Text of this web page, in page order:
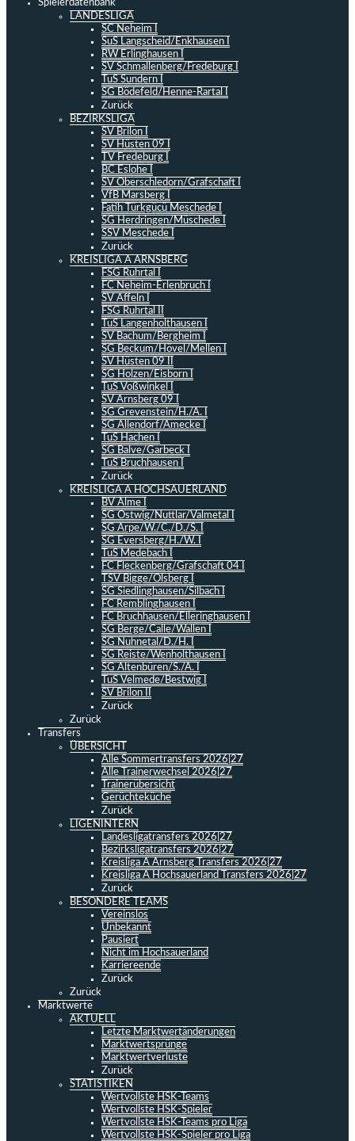
Spielerdatenbank
LANDESLIGA
SC Neheim I
SuS Langscheid/Enkhausen I
RW Erlinghausen I
SV Schmallenberg/Fredeburg I
TuS Sundern I
SG Bödefeld/Henne-Rartal I
Zurück
BEZIRKSLIGA
SV Brilon I
SV Hüsten 09 I
TV Fredeburg I
BC Eslohe I
SV Oberschledorn/Grafschaft I
VfB Marsberg I
Fatih Türkgücü Meschede I
SG Herdringen/Müschede I
SSV Meschede I
Zurück
KREISLIGA A ARNSBERG
FSG Ruhrtal I
FC Neheim-Erlenbruch I
SV Affeln I
FSG Ruhrtal II
TuS Langenholthausen I
SV Bachum/Bergheim I
SG Beckum/Hövel/Mellen I
SV Hüsten 09 II
SG Holzen/Eisborn I
TuS Voßwinkel I
SV Arnsberg 09 I
SG Grevenstein/H./A. I
SG Allendorf/Amecke I
TuS Hachen I
SG Balve/Garbeck I
TuS Bruchhausen I
Zurück
KREISLIGA A HOCHSAUERLAND
BV Alme I
SG Ostwig/Nuttlar/Valmetal I
SG Arpe/W./C./D./S. I
SG Eversberg/H./W. I
TuS Medebach I
FC Fleckenberg/Grafschaft 04 I
TSV Bigge/Olsberg I
SG Siedlinghausen/Silbach I
FC Remblinghausen I
FC Bruchhausen/Elleringhausen I
SG Berge/Calle/Wallen I
SG Nuhnetal/D./H. I
SG Reiste/Wenholthausen I
SG Altenbüren/S./A. I
TuS Velmede/Bestwig I
SV Brilon II
Zurück
Zurück
Transfers
ÜBERSICHT
Alle Sommertransfers 2026|27
Alle Trainerwechsel 2026|27
Trainerübersicht
Gerüchteküche
Zurück
LIGENINTERN
Landesligatransfers 2026|27
Bezirksligatransfers 2026|27
Kreisliga A Arnsberg Transfers 2026|27
Kreisliga A Hochsauerland Transfers 2026|27
Zurück
BESONDERE TEAMS
Vereinslos
Unbekannt
Pausiert
Nicht im Hochsauerland
Karriereende
Zurück
Zurück
Marktwerte
AKTUELL
Letzte Marktwertänderungen
Marktwertsprünge
Marktwertverluste
Zurück
STATISTIKEN
Wertvollste HSK-Teams
Wertvollste HSK-Spieler
Wertvollste HSK-Teams pro Liga
Wertvollste HSK-Spieler pro Liga